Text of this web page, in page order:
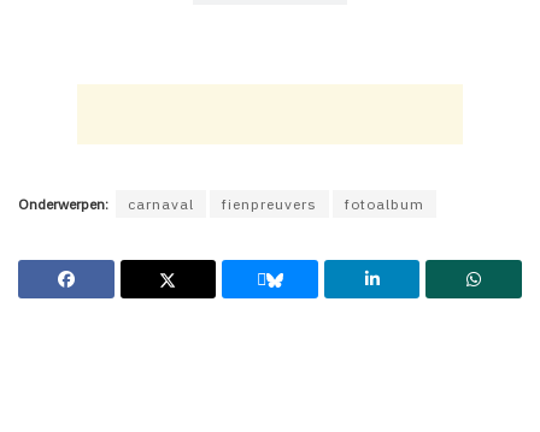
Onderwerpen: carnaval fienpreuvers fotoalbum